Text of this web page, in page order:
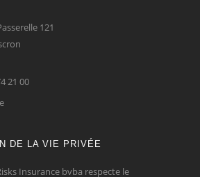
121
21 00
DE LA VIE PRIVÉE
Insurance bvba respecte le